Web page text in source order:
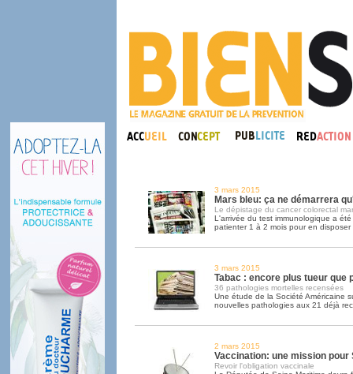
3 mars 2015
Mars bleu: ça ne démarrera
Le dépistage du cancer colorectal
L'arrivée du test immunologique a
patienter 1 à 2 mois pour en disposer
3 mars 2015
Tabac : encore plus tueur que
36 pathologies mortelles recensées
Une étude de la Société Américaine
nouvelles pathologies aux 21 déjà
2 mars 2015
Vaccination: une mission pour
Revoir l'obligation vaccinale